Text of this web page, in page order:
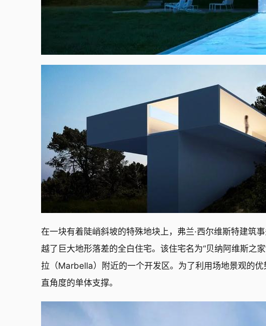
在一块有着陡峭斜坡的特殊地块上，弗兰·西尔维斯特建筑
越了巨大地形落差的全白住宅。该住宅名为“贝纳阿维斯之
拉（Marbella）附近的一个开发区。为了利用场地景观的
直角度的单体支撑。